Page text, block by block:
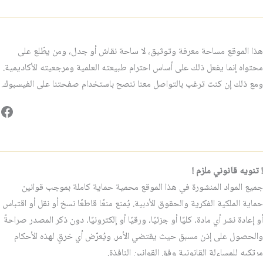
هذا الموقع مساحة معرفة وتوثيق، لا ساحة نقاش أو جدل، ومن يطّلع على
محتواه إنما يفعل ذلك على أساس احترام طبيعته العلمية ومرجعيته الأكاديمية.
ومع ذلك إن كنت ترغب بالتواصل معنا ننصح باستخدام صفحتنا على الفيسبوك.
! تنويه قانوني ملزم !
جميع المواد المنشورة في هذا الموقع محمية حماية كاملة بموجب قوانين
حماية الملكية الفكرية والحقوق الأدبية. يُمنع منعًا قاطعًا نسخ أو نقل أو اقتباس
أو إعادة نشر أي مادة، كليًا أو جزئيًا، ورقيًا أو إلكترونيًا، دون ذكر المصدر صراحةً
والحصول على إذن مسبق حيث يقتضي الأمر. ويُعرّض أي خرقٍ لهذه الأحكام